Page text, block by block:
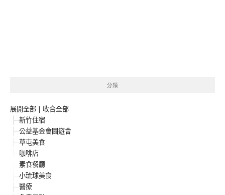
分類
展開全部 | 收合全部
新竹住宿
公益基金會園遊會
草屯美食
咖啡店
素食餐廳
小琉球美食
醫療